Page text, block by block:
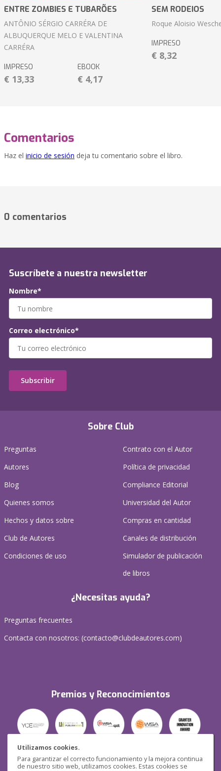
Utilizamos cookies.
Para garantizar el correcto funcionamiento y la mejora continua
de nuestro sitio web, utilizamos cookies. Estas cookies se
ENTRE ZOMBIES E TUBARÕES
ANTÔNIO SÉRGIO CARRÉRA DE
ALBUQUERQUE MELO E VALENTINA
CARRÉRA
IMPRESO
€ 13,33
EBOOK
€ 4,17
SEM RODEIOS
Roque Aloisio
IMPRESO
€ 8,32
Comentarios
Haz el inicio de sesión deja tu comentario sobre el libro.
0 comentarios
Sobre Club
Preguntas
Autores
Blog
Quienes somos
Hechos y datos sobre
Club de Autores
Condiciones de uso
Contrato con el Autor
Política de privacidad
Compliance Editorial
Universidad del Autor
Compras en cantidad
Canales de distribución
Simulador de publicación
de libros
¿Necesitas ayuda?
Preguntas frecuentes
Contacta con nosotros: (contacto@clubdeautores.com)
Premios y Reconocimientos
Seguridad
Suscríbete a nuestra newsletter
Nombre*
Correo electrónico*
Subscribir